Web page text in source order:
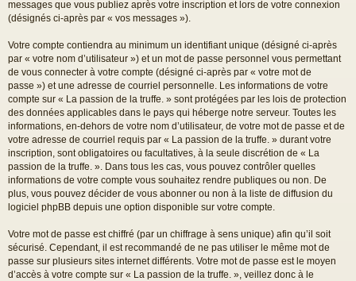
messages que vous publiez après votre inscription et lors de votre connexion
(désignés ci-après par « vos messages »).
Votre compte contiendra au minimum un identifiant unique (désigné ci-après
par « votre nom d’utilisateur ») et un mot de passe personnel vous permettant
de vous connecter à votre compte (désigné ci-après par « votre mot de
passe ») et une adresse de courriel personnelle. Les informations de votre
compte sur « La passion de la truffe. » sont protégées par les lois de protection
des données applicables dans le pays qui héberge notre serveur. Toutes les
informations, en-dehors de votre nom d’utilisateur, de votre mot de passe et de
votre adresse de courriel requis par « La passion de la truffe. » durant votre
inscription, sont obligatoires ou facultatives, à la seule discrétion de « La
passion de la truffe. ». Dans tous les cas, vous pouvez contrôler quelles
informations de votre compte vous souhaitez rendre publiques ou non. De
plus, vous pouvez décider de vous abonner ou non à la liste de diffusion du
logiciel phpBB depuis une option disponible sur votre compte.
Votre mot de passe est chiffré (par un chiffrage à sens unique) afin qu’il soit
sécurisé. Cependant, il est recommandé de ne pas utiliser le même mot de
passe sur plusieurs sites internet différents. Votre mot de passe est le moyen
d’accès à votre compte sur « La passion de la truffe. », veillez donc à le